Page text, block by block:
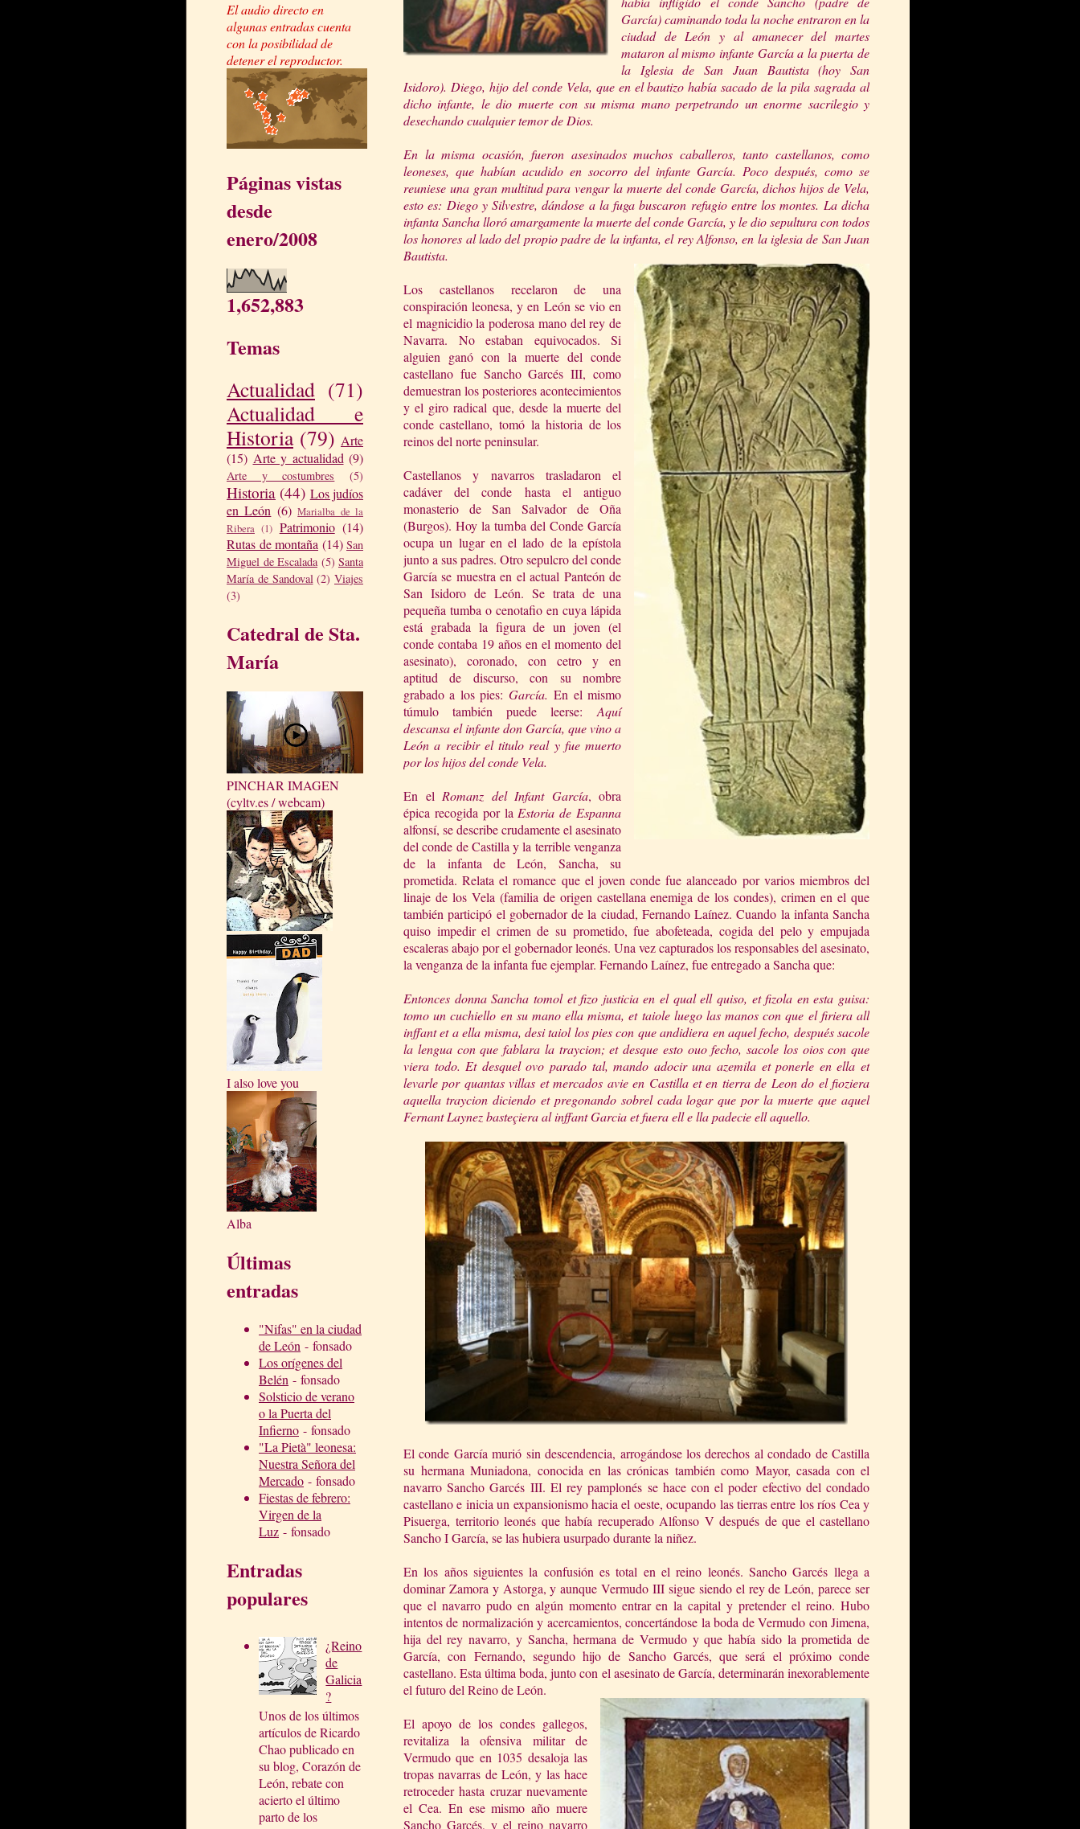
El audio directo en
algunas entradas cuenta
con la posibilidad de
detener el reproductor.
Páginas vistas
desde
enero/2008
1,652,883
Temas
Actualidad (71)
Actualidad e
Historia (79) Arte
(15) Arte y actualidad (9)
Arte y costumbres (5)
Historia (44) Los judíos
en León (6) Marialba de la
Ribera (1) Patrimonio (14)
Rutas de montaña (14) San
Miguel de Escalada (5) Santa
María de Sandoval (2) Viajes
(3)
Catedral de Sta.
María
PINCHAR IMAGEN
(cyltv.es / webcam)
I also love you
Alba
Últimas
entradas
"Nifas" en la ciudad
de León - fonsado
Los orígenes del
Belén - fonsado
Solsticio de verano
o la Puerta del
Infierno - fonsado
"La Pietà" leonesa:
Nuestra Señora del
Mercado - fonsado
Fiestas de febrero:
Virgen de la
Luz - fonsado
Entradas
populares
¿Reino
de
Galicia
?
Unos de los últimos
artículos de Ricardo
Chao publicado en
su blog, Corazón de
León, rebate con
acierto el último
parto de los
García) caminando toda la noche entraron en la
ciudad de León y al amanecer del martes
mataron al mismo infante García a la puerta de
la Iglesia de San Juan Bautista (hoy San
Isidoro). Diego, hijo del conde Vela, que en el bautizo había sacado de la pila sagrada al
dicho infante, le dio muerte con su misma mano perpetrando un enorme sacrilegio y
desechando cualquier temor de Dios.
En la misma ocasión, fueron asesinados muchos caballeros, tanto castellanos, como
leoneses, que habían acudido en socorro del infante García. Poco después, como se
reuniese una gran multitud para vengar la muerte del conde García, dichos hijos de Vela,
esto es: Diego y Silvestre, dándose a la fuga buscaron refugio entre los montes. La dicha
infanta Sancha lloró amargamente la muerte del conde García, y le dio sepultura con todos
los honores al lado del propio padre de la infanta, el rey Alfonso, en la iglesia de San Juan
Bautista.
Los castellanos recelaron de una
conspiración leonesa, y en León se vio en
el magnicidio la poderosa mano del rey de
Navarra. No estaban equivocados. Si
alguien ganó con la muerte del conde
castellano fue Sancho Garcés III, como
demuestran los posteriores acontecimientos
y el giro radical que, desde la muerte del
conde castellano, tomó la historia de los
reinos del norte peninsular.
Castellanos y navarros trasladaron el
cadáver del conde hasta el antiguo
monasterio de San Salvador de Oña
(Burgos). Hoy la tumba del Conde García
ocupa un lugar en el lado de la epístola
junto a sus padres. Otro sepulcro del conde
García se muestra en el actual Panteón de
San Isidoro de León. Se trata de una
pequeña tumba o cenotafio en cuya lápida
está grabada la figura de un joven (el
conde contaba 19 años en el momento del
asesinato), coronado, con cetro y en
aptitud de discurso, con su nombre
grabado a los pies: García. En el mismo
túmulo también puede leerse:
Aquí
descansa el infante don García, que vino a
León a recibir el titulo real y fue muerto
por los hijos del conde Vela.
En el Romanz del Infant García, obra
épica recogida por la Estoria de Espanna
alfonsí, se describe crudamente el asesinato
del conde de Castilla y la terrible venganza
de la infanta de León, Sancha, su
prometida. Relata el romance que el joven conde fue alanceado por varios miembros del
linaje de los Vela (familia de origen castellana enemiga de los condes), crimen en el que
también participó el gobernador de la ciudad, Fernando Laínez. Cuando la infanta Sancha
quiso impedir el crimen de su prometido, fue abofeteada, cogida del pelo y empujada
escaleras abajo por el gobernador leonés. Una vez capturados los responsables del asesinato,
la venganza de la infanta fue ejemplar. Fernando Laínez, fue entregado a Sancha que:
Entonces donna Sancha tomol et fizo justicia en el qual ell quiso, et fizola en esta guisa:
tomo un cuchiello en su mano ella misma, et taiole luego las manos con que el firiera all
inffant et a ella misma, desi taiol los pies con que andidiera en aquel fecho, después sacole
la lengua con que fablara la traycion; et desque esto ouo fecho, sacole los oios con que
viera todo. Et desquel ovo parado tal, mando adocir una azemila et ponerle en ella et
levarle por quantas villas et mercados avie en Castilla et en tierra de Leon do el fioziera
aquella traycion diciendo et pregonando sobrel cada logar que por la muerte que aquel
Fernant Laynez basteçiera al inffant Garcia et fuera ell e lla padecie ell aquello.
El conde García murió sin descendencia, arrogándose los derechos al condado de Castilla
su hermana Muniadona, conocida en las crónicas también como Mayor, casada con el
navarro Sancho Garcés III. El rey pamplonés se hace con el poder efectivo del condado
castellano e inicia un expansionismo hacia el oeste, ocupando las tierras entre los ríos Cea y
Pisuerga, territorio leonés que había recuperado Alfonso V después de que el castellano
Sancho I García, se las hubiera usurpado durante la niñez.
En los años siguientes la confusión es total en el reino leonés. Sancho Garcés llega a
dominar Zamora y Astorga, y aunque Vermudo III sigue siendo el rey de León, parece ser
que el navarro pudo en algún momento entrar en la capital y pretender el reino. Hubo
intentos de normalización y acercamientos, concertándose la boda de Vermudo con Jimena,
hija del rey navarro, y Sancha, hermana de Vermudo y que había sido la prometida de
García, con Fernando, segundo hijo de Sancho Garcés, que será el próximo conde
castellano. Esta última boda, junto con el asesinato de García, determinarán inexorablemente
el futuro del Reino de León.
El apoyo de los condes gallegos,
revitaliza la ofensiva militar de
Vermudo que en 1035 desaloja las
tropas navarras de León, y las hace
retroceder hasta cruzar nuevamente
el Cea. En ese mismo año muere
Sancho Garcés, y el reino navarro